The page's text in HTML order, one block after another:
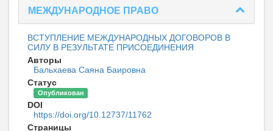
МЕЖДУНАРОДНОЕ ПРАВО
ВСТУПЛЕНИЕ МЕЖДУНАРОДНЫХ ДОГОВОРОВ В
СИЛУ В РЕЗУЛЬТАТЕ ПРИСОЕДИНЕНИЯ
Авторы
Бальхаева Саяна Баировна
Статус
Опубликован
DOI
https://doi.org/10.12737/11762
Страницы